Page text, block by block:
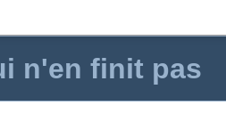
n'en finit pas